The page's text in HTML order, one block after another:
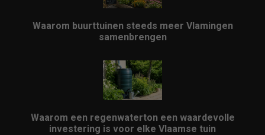
Waarom buurttuinen steeds meer Vlamingen
samenbrengen
Waarom een regenwaterton een waardevolle
investering is voor elke Vlaamse tuin